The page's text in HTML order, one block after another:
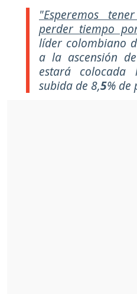
"Esperemos
perder tiempo
líder colombiano
a la ascensión
estará
subida de 8,5% de